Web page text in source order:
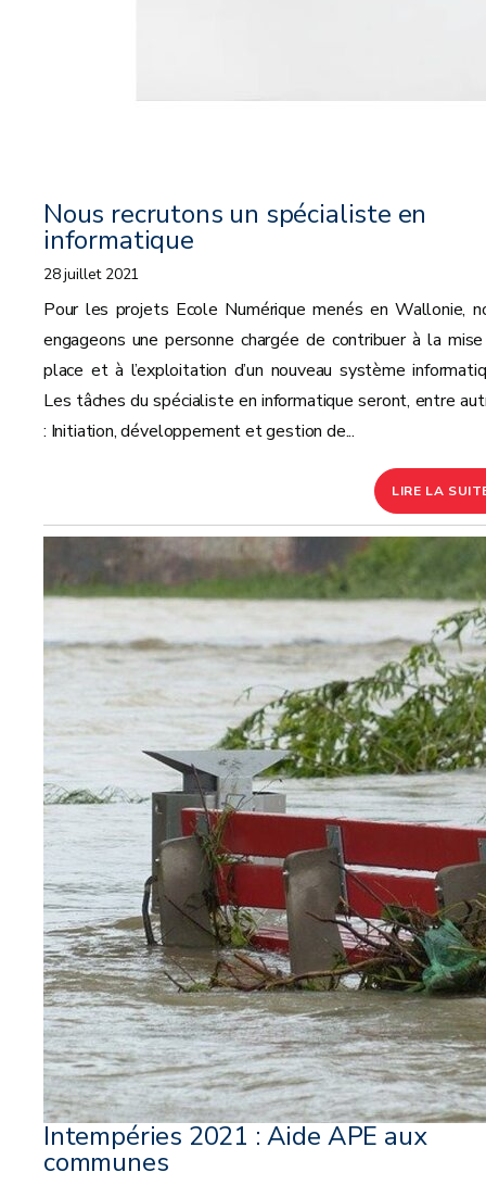
Nous recrutons un spécialiste en
informatique
28 juillet 2021
Pour les projets Ecole Numérique menés en Wallonie,
engageons une personne chargée de contribuer à la
place et à l’exploitation d’un nouveau système
Les tâches du spécialiste en informatique seront, entre
: Initiation, développement et gestion de...
LIRE LA
Intempéries 2021 : Aide APE aux
communes